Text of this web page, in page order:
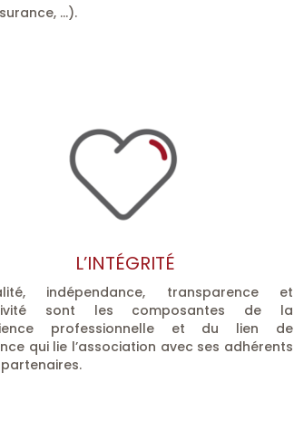
…).
L’INTÉGRITÉ
indépendance, transparence et
sont les composantes de la
professionnelle et du lien de
qui lie l’association avec ses adhérents